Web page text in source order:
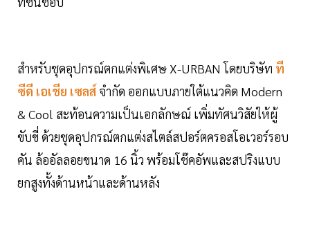
สำหรับชุดอุปกรณ์ตกแต่งพิเศษ X-URBAN โดยบริษัท ที
ซีดี เอเชีย เซลส์ จำกัด ออกแบบภายใต้แนวคิด Modern
& Cool สะท้อนความเป็นเอกลักษณ์ เพิ่มทัศนวิสัยให้ผู้
ขับขี่ ด้วยชุดอุปกรณ์ตกแต่งสไตล์สปอร์ตครอสโอเวอร์รอบ
คัน ล้ออัลลอยขนาด 16 นิ้ว พร้อมโช๊คอัพและสปริงแบบ
ยกสูงทั้งด้านหน้าและด้านหลัง